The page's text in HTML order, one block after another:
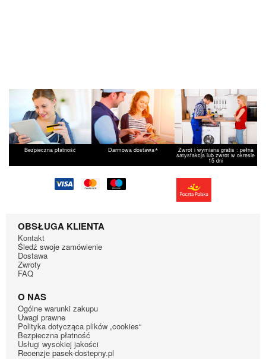
Beko
DCU7230S
Beko
DCU8230X
Beko
DCU8230XS
Beko
DCU8330X
DCU9330
DCU9331GX
Beko
DCY724B
Beko
Beko
Beko
Beko
Beko
DDS8556GX1W
Beko
DE 8433PA0
Beko
DE8331PA0
Bezpieczna płatność Darmowa dostawa* Zwrot i wymiana gratis : pełna
satysfakcja lub zwrot w okresie
15 dni
OBSŁUGA KLIENTA
Kontakt
Śledź swoje zamówienie
Dostawa
Zwroty
FAQ
O NAS
Ogólne warunki zakupu
Uwagi prawne
Polityka dotycząca plików „cookies“
Bezpieczna płatność
Usługi wysokiej jakości
Recenzje pasek-dostepny.pl